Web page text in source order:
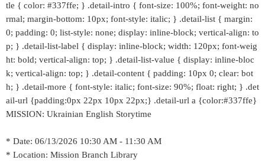
tle { color: #337ffe; } .detail-intro { font-size: 100%; font-weight: no
rmal; margin-bottom: 10px; font-style: italic; } .detail-list { margin:
0; padding: 0; list-style: none; display: inline-block; vertical-align: to
p; } .detail-list-label { display: inline-block; width: 120px; font-weig
ht: bold; vertical-align: top; } .detail-list-value { display: inline-bloc
k; vertical-align: top; } .detail-content { padding: 10px 0; clear: bot
h; } .detail-more { font-style: italic; font-size: 90%; float: right; } .det
ail-url {padding:0px 22px 10px 22px;} .detail-url a {color:#337ffe}
MISSION: Ukrainian English Storytime
* Date: 06/13/2026 10:30 AM - 11:30 AM
* Location: Mission Branch Library